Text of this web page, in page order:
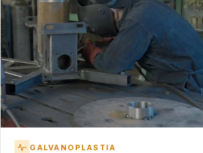
GALVANOPLASTIA